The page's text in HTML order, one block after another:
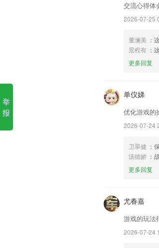
交流心得体
2026-07-25
董澜美 ：
景程有 ：
更多回复
单仪娣
优化游戏的
2026-07-24
卫翠健 ：
汤德娇 ：
更多回复
尤春嘉
游戏的玩法
2026-07-24
举
报